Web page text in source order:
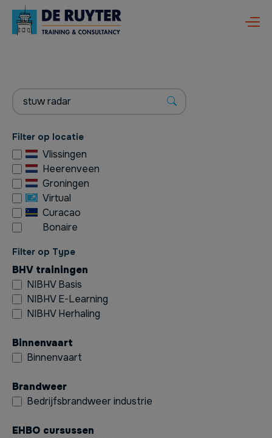
Filter op locatie
Vlissingen
Heerenveen
Groningen
Virtual
Curacao
Bonaire
Filter op Type
BHV trainingen
NIBHV Basis
NIBHV E-Learning
NIBHV Herhaling
Binnenvaart
Binnenvaart
Brandweer
Bedrijfsbrandweer industrie
EHBO cursussen